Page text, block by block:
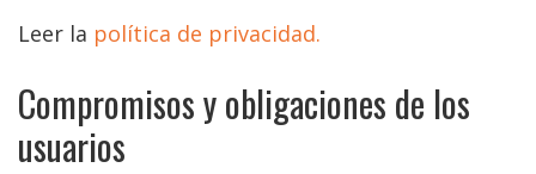
Leer la política de privacidad.
Compromisos y obligaciones de los
usuarios